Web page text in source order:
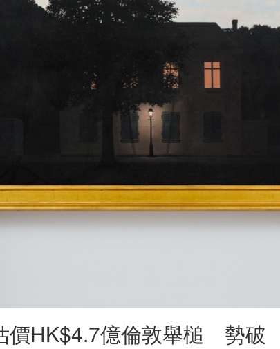
價HK$4.7億倫敦舉槌 勢破